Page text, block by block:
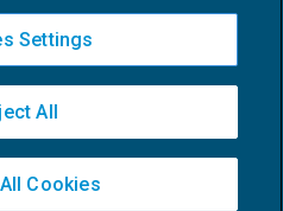
nel D.d.L. di Bilancio
Settings
All
Cookies